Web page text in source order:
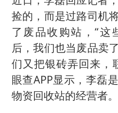
捡的，而是过路司机
了废品收购站，“这
后，我们也当废品卖
们又把银砖弄回来，
眼查APP显示，李磊
物资回收站的经营者。